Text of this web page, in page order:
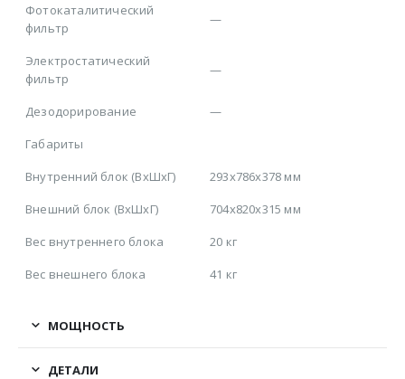
Фотокаталитический
фильтр
—
Электростатический
фильтр
—
Дезодорирование
—
Габариты
Внутренний блок (ВхШхГ)
293x786x378 мм
Внешний блок (ВхШхГ)
704x820x315 мм
Вес внутреннего блока
20 кг
Вес внешнего блока
41 кг
МОЩНОСТЬ
ДЕТАЛИ